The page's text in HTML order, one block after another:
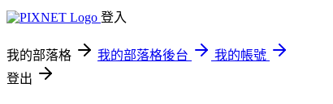
登入
我的部落格 我的部落格後台
我的帳號
登出